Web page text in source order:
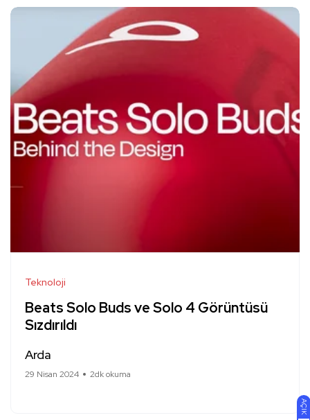
AÇIK
Teknoloji
Beats Solo Buds ve Solo 4 Görüntüsü
Sızdırıldı
Arda
29 Nisan 2024 2dk okuma